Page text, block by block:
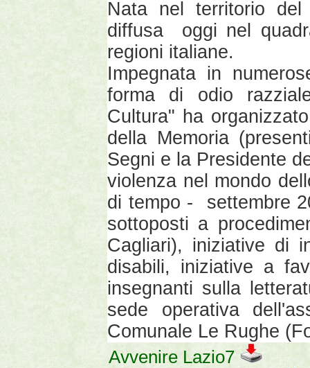
Nata nel territorio del
diffusa oggi nel
regioni italiane.
Impegnata in
forma di odio
Cultura" ha
della Memoria
Segni e la Presidente
violenza nel mondo
di tempo - settembre
sottoposti a
Cagliari), iniziative di
disabili, iniziative a
insegnanti sulla
sede operativa
Comunale Le Rughe
Avvenire Lazio7